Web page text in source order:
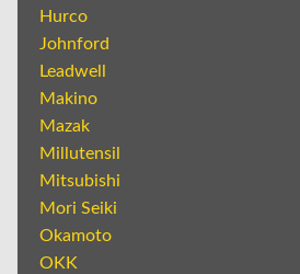
Hurco
Johnford
Leadwell
Makino
Mazak
Millutensil
Mitsubishi
Mori Seiki
Okamoto
OKK